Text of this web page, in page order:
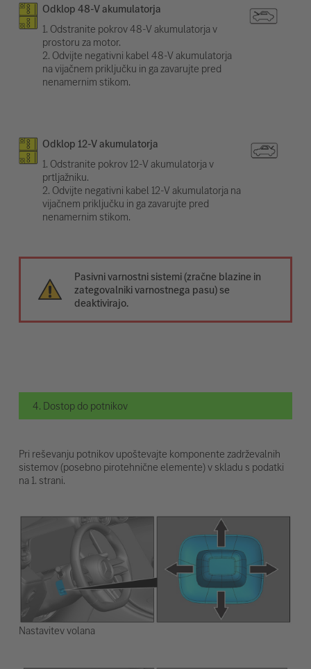
Odklop 48-V akumulatorja
1. Odstranite pokrov 48-V akumulatorja v
prostoru za motor.
2. Odvijte negativni kabel 48-V akumulatorja
na vijačnem priključku in ga zavarujte pred
nenamernim stikom.
Odklop 12-V akumulatorja
1. Odstranite pokrov 12-V akumulatorja v
prtljažniku.
2. Odvijte negativni kabel 12-V akumulatorja na
vijačnem priključku in ga zavarujte pred
nenamernim stikom.
Pasivni varnostni sistemi (zračne blazine in
zategovalniki varnostnega pasu) se
deaktivirajo.
4. Dostop do potnikov
Pri reševanju potnikov upoštevajte komponente zadrževalnih
sistemov (posebno pirotehnične elemente) v skladu s podatki
na 1. strani.
Nastavitev volana